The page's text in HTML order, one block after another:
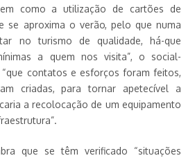
como a utilização de cartões de
se aproxima o verão, pelo que numa
no turismo de qualidade, há-que
a quem nos visita”, o social-
contatos e esforços foram feitos,
criadas, para tornar apetecível a
a recolocação de um equipamento
que se têm verificado “situações